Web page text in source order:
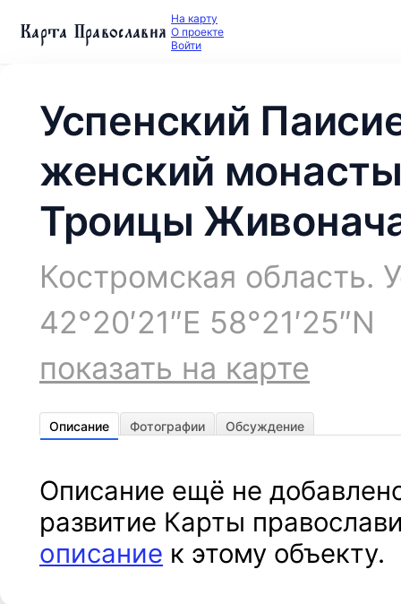
Карта Православия На карту
О проекте
Войти
Успенский
женский
Троицы
Костромская область.
42°20′21″E 58°21′25″N
показать на карте
Описание Фотографии Обсуждение
Описание ещё не
развитие Карты
описание к этому объекту.